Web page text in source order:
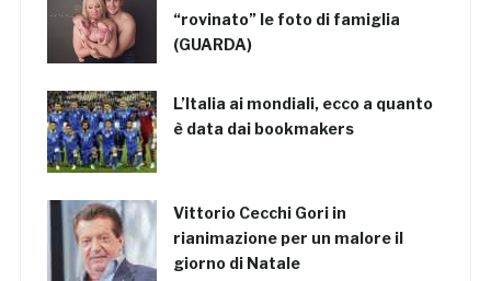
“rovinato” le foto di famiglia
(GUARDA)
L’Italia ai mondiali, ecco a quanto
è data dai bookmakers
Vittorio Cecchi Gori in
rianimazione per un malore il
giorno di Natale